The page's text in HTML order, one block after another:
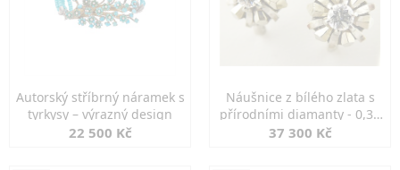
Autorský stříbrný náramek s
tyrkysy – výrazný design
22 500 Kč
Náušnice z bílého zlata s
přírodními diamanty - 0,30
ct
37 300 Kč